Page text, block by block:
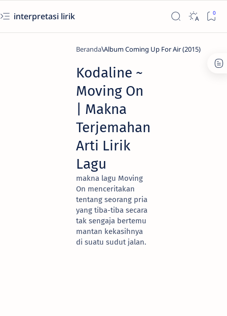
interpretasi lirik
Beranda Album Coming Up For Air (2015)
Kodaline ~
Moving On
| Makna
Terjemahan
Arti Lirik
Lagu
makna lagu Moving
On menceritakan
tentang seorang pria
yang tiba-tiba secara
tak sengaja bertemu
mantan kekasihnya
di suatu sudut jalan.